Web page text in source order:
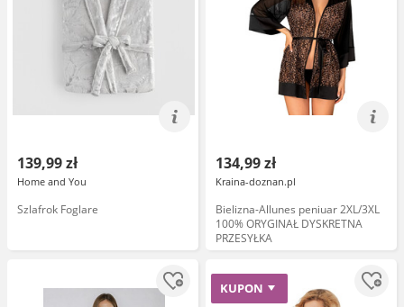
139,99 zł
Home and You
Szlafrok Foglare
134,99 zł
Kraina-doznan.pl
Bielizna-Allunes peniuar 2XL/3XL
100% ORYGINAŁ DYSKRETNA
PRZESYŁKA
KUPON